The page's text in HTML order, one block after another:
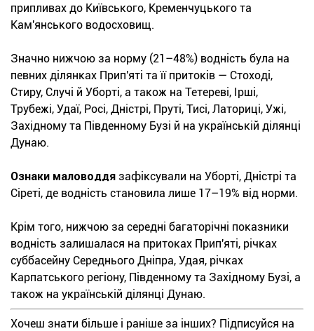
припливах до Київського, Кременчуцького та
Кам'янського водосховищ.
Значно нижчою за норму (21–48%) водність була на
певних ділянках Прип'яті та її притоків — Стоході,
Стиру, Случі й Уборті, а також на Тетереві, Ірші,
Трубежі, Удаї, Росі, Дністрі, Пруті, Тисі, Латориці, Ужі,
Західному та Південному Бузі й на українській ділянці
Дунаю.
Ознаки маловоддя зафіксували на Уборті, Дністрі та
Сіреті, де водність становила лише 17–19% від норми.
Крім того, нижчою за середні багаторічні показники
водність залишалася на притоках Прип'яті, річках
суббасейну Середнього Дніпра, Удая, річках
Карпатського регіону, Південному та Західному Бузі, а
також на українській ділянці Дунаю.
Хочеш знати більше і раніше за інших? Підписуйся на